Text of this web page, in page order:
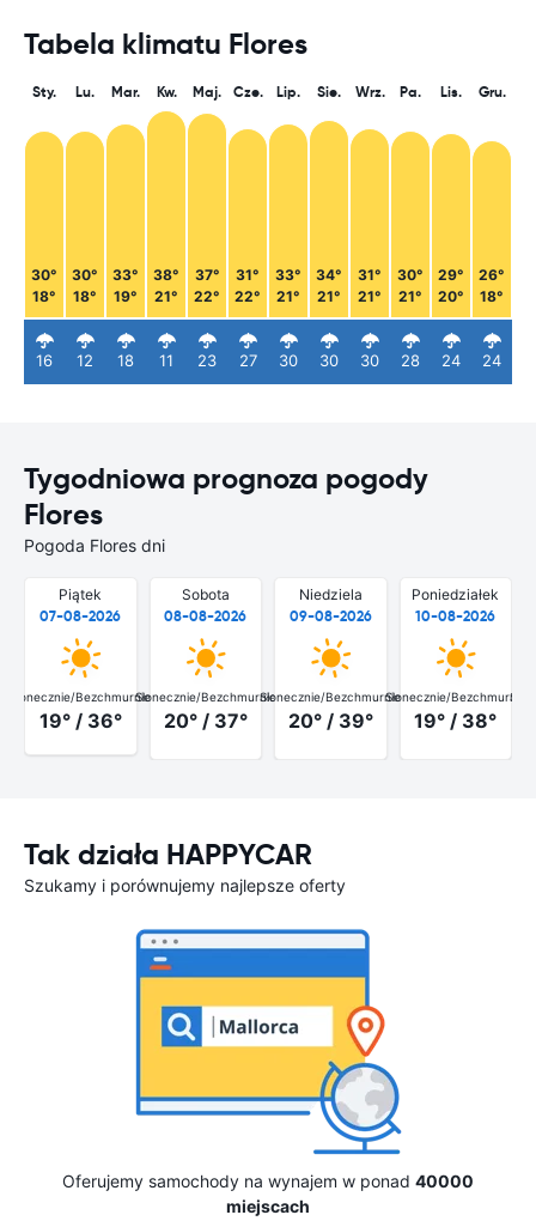
Tabela klimatu Flores
Sty.
30°
18°
16
Lu.
30°
18°
12
Mar.
33°
19°
18
Kw.
38°
21°
11
Maj.
37°
22°
23
Cze.
31°
22°
27
Lip.
33°
21°
30
Sie.
34°
21°
30
Wrz.
31°
21°
30
Pa.
30°
21°
28
Lis.
29°
20°
24
Gru.
26°
18°
24
Tygodniowa prognoza pogody
Flores
Pogoda Flores dni
Piątek
07-08-2026
Słonecznie/Bezchmurnie
19° / 36°
Sobota
08-08-2026
Słonecznie/Bezchmurnie
20° / 37°
Niedziela
09-08-2026
Słonecznie/Bezchmurnie
20° / 39°
Poniedziałek
10-08-2026
Słonecznie/Bezchmurnie
19° / 38°
Tak działa HAPPYCAR
Szukamy i porównujemy najlepsze oferty
Oferujemy samochody na wynajem w ponad 40000
miejscach